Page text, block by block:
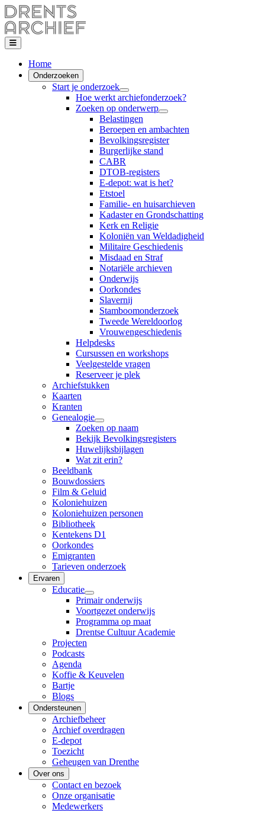
Home
Onderzoeken
Start je onderzoek
Hoe werkt archiefonderzoek?
Zoeken op onderwerp
Belastingen
Beroepen en ambachten
Bevolkingsregister
Burgerlijke stand
CABR
DTOB-registers
E-depot: wat is het?
Etstoel
Familie- en huisarchieven
Kadaster en Grondschatting
Kerk en Religie
Koloniën van Weldadigheid
Militaire Geschiedenis
Misdaad en Straf
Notariële archieven
Onderwijs
Oorkondes
Slavernij
Stamboomonderzoek
Tweede Wereldoorlog
Vrouwengeschiedenis
Helpdesks
Cursussen en workshops
Veelgestelde vragen
Reserveer je plek
Archiefstukken
Kaarten
Kranten
Genealogie
Zoeken op naam
Bekijk Bevolkingsregisters
Huwelijksbijlagen
Wat zit erin?
Beeldbank
Bouwdossiers
Film & Geluid
Koloniehuizen
Koloniehuizen personen
Bibliotheek
Kentekens D1
Oorkondes
Emigranten
Tarieven onderzoek
Ervaren
Educatie
Primair onderwijs
Voortgezet onderwijs
Programma op maat
Drentse Cultuur Academie
Projecten
Podcasts
Agenda
Koffie & Keuvelen
Bartje
Blogs
Ondersteunen
Archiefbeheer
Archief overdragen
E-depot
Toezicht
Geheugen van Drenthe
Over ons
Contact en bezoek
Onze organisatie
Medewerkers